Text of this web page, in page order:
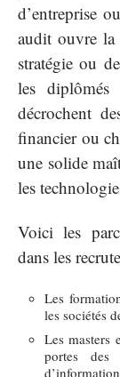
d’entreprise
audit ouvre la
stratégie ou
les diplômés
décrochent
financier ou
une solide
les
Voici les
dans les
Les
les sociétés
Les masters
portes des